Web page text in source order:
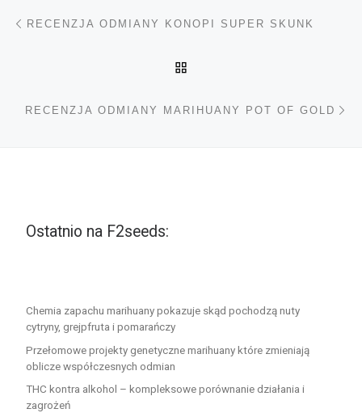
Nawigacja wpisu
RECENZJA ODMIANY KONOPI SUPER SKUNK
RECENZJA ODMIANY MARIHUANY POT OF GOLD
Ostatnio na F2seeds:
Chemia zapachu marihuany pokazuje skąd pochodzą nuty
cytryny, grejpfruta i pomarańczy
Przełomowe projekty genetyczne marihuany które zmieniają
oblicze współczesnych odmian
THC kontra alkohol – kompleksowe porównanie działania i
zagrożeń